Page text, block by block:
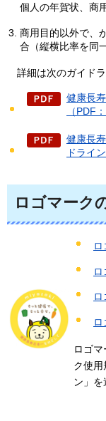
個人の年賀状、商
商用目的以外で、
合（縦横比率を同
詳細は次のガイド
健康長
（PDF
健康長
ドライ
ロゴマーク
ロ
ロ
ロ
ロゴ
ク使用
ン」を